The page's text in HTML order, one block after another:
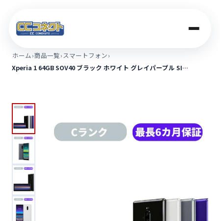
商品一覧
店舗案内
ホーム›商品一覧›スマートフォン›
Xperia 1 64GB SOV40 ブラック ホワイト グレイパープル SI…